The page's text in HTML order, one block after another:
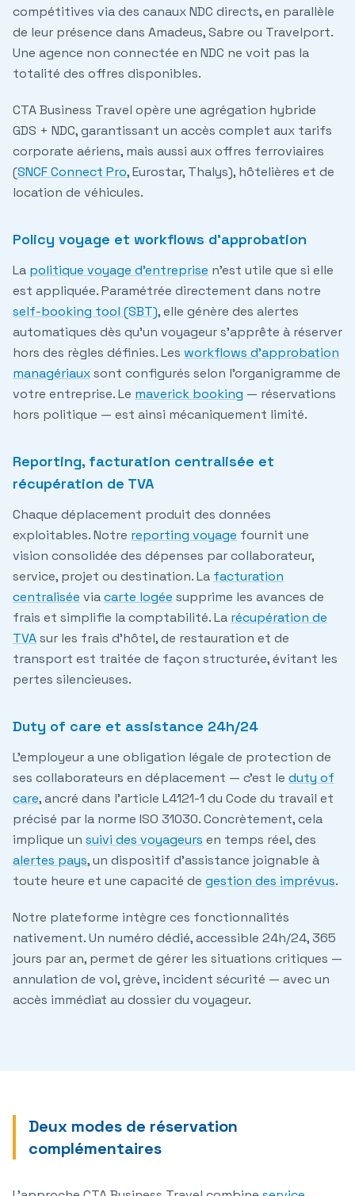
compétitives via des canaux NDC directs, en parallèle
de leur présence dans Amadeus, Sabre ou Travelport.
Une agence non connectée en NDC ne voit pas la
totalité des offres disponibles.
CTA Business Travel opère une agrégation hybride
GDS + NDC, garantissant un accès complet aux tarifs
corporate aériens, mais aussi aux offres ferroviaires
(SNCF Connect Pro, Eurostar, Thalys), hôtelières et de
location de véhicules.
Policy voyage et workflows d'approbation
La politique voyage d'entreprise n'est utile que si elle
est appliquée. Paramétrée directement dans notre
self-booking tool (SBT), elle génère des alertes
automatiques dès qu'un voyageur s'apprête à réserver
hors des règles définies. Les workflows d'approbation
managériauxsont configurés selon l'organigramme de
votre entreprise. Le maverick booking — réservations
hors politique — est ainsi mécaniquement limité.
Reporting, facturation centralisée et
récupération de TVA
Chaque déplacement produit des données
exploitables. Notre reporting voyage fournit une
vision consolidée des dépenses par collaborateur,
service, projet ou destination. La facturation
centralisée viacarte logée supprime les avances de
frais et simplifie la comptabilité. La récupération de
TVAsur les frais d'hôtel, de restauration et de
transport est traitée de façon structurée, évitant les
pertes silencieuses.
Duty of care et assistance 24h/24
L'employeur a une obligation légale de protection de
ses collaborateurs en déplacement — c'est le duty of
care, ancré dans l'article L4121-1 du Code du travail et
précisé par la norme ISO 31030. Concrètement, cela
implique un suivi des voyageurs en temps réel, des
alertes pays, un dispositif d'assistance joignable à
toute heure et une capacité de gestion des imprévus.
Notre plateforme intègre ces fonctionnalités
nativement. Un numéro dédié, accessible 24h/24, 365
jours par an, permet de gérer les situations critiques —
annulation de vol, grève, incident sécurité — avec un
accès immédiat au dossier du voyageur.
Deux modes de réservation
complémentaires